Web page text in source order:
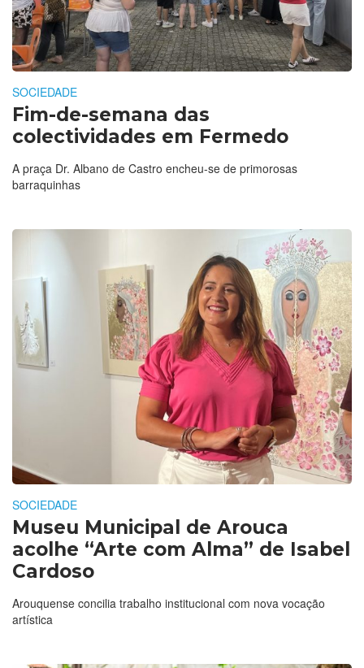
SOCIEDADE
Fim-de-semana das
colectividades em Fermedo
A praça Dr. Albano de Castro encheu-se de primorosas
barraquinhas
SOCIEDADE
Museu Municipal de Arouca
acolhe “Arte com Alma” de Isabel
Cardoso
Arouquense concilia trabalho institucional com nova vocação
artística